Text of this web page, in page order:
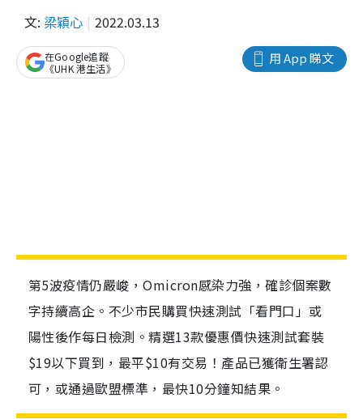
文: 梁穎心 2022.03.13
用 App 睇文
在Google追蹤
《UHK 港生活》
第5波疫情仍嚴峻，Omicron感染力強，確診個案數
字持續高企。不少市民購買快速測試「看門口」或
陽性後作每日檢測。精選13款優惠價快速測試套裝
$19以下買到，最平$10有交易！產品已獲衛生署認
可，或通過歐盟標準，最快10分鐘知結果。